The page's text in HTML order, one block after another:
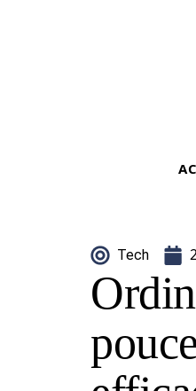
Tech